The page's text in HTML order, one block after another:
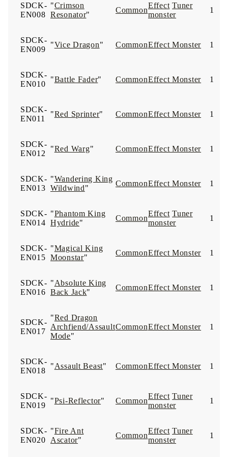
SDCK-
EN008
"Crimson
Resonator"
Common
Effect Tuner
monster
1
SDCK-
EN009
"Vice Dragon" CommonEffect Monster 1
SDCK-
EN010
"Battle Fader" CommonEffect Monster 1
SDCK-
EN011
"Red Sprinter" CommonEffect Monster 1
SDCK-
EN012
"Red Warg" CommonEffect Monster 1
SDCK-
EN013
"Wandering King
Wildwind"
CommonEffect Monster 1
SDCK-
EN014
"Phantom King
Hydride"
Common
Effect Tuner
monster
1
SDCK-
EN015
"Magical King
Moonstar"
CommonEffect Monster 1
SDCK-
EN016
"Absolute King
Back Jack"
CommonEffect Monster 1
SDCK-
EN017
"Red Dragon
Archfiend/Assault
Mode"
CommonEffect Monster 1
SDCK-
EN018
"Assault Beast" CommonEffect Monster 1
SDCK-
EN019
"Psi-Reflector" Common
Effect Tuner
monster
1
SDCK-
EN020
"Fire Ant
Ascator"
Common
Effect Tuner
monster
1